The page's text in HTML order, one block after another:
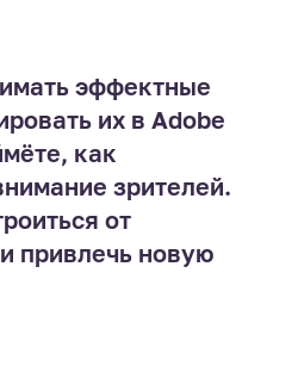
эффектные
их в Adobe
как
зрителей.
от
привлечь новую